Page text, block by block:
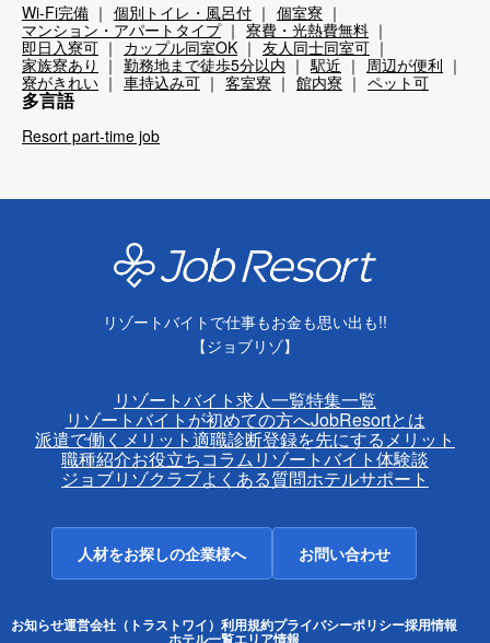
Wi-Fi完備 個別トイレ・風呂付
個室寮
マンション・アパートタイプ
寮費・光熱費無料
即日入寮可
カップル同室OK
友人同士同室可
家族寮あり
勤務地まで徒歩5分以内 駅近
周辺が便利
寮がきれい
車持込み可 客室寮 館内寮 ペット可
多言語
Resort part-time job
リゾートバイトで仕事もお金も思い出も!!
【ジョブリゾ】
リゾートバイト求人一覧特集一覧
リゾートバイトが初めての方へJobResortとは
派遣で働くメリット適職診断登録を先にするメリット
職種紹介お役立ちコラムリゾートバイト体験談
ジョブリゾクラブよくある質問ホテルサポート
人材をお探しの企業様へ お問い合わせ
お知らせ運営会社（トラストワイ） 利用規約プライバシーポリシー採用情報
ホテル一覧エリア情報